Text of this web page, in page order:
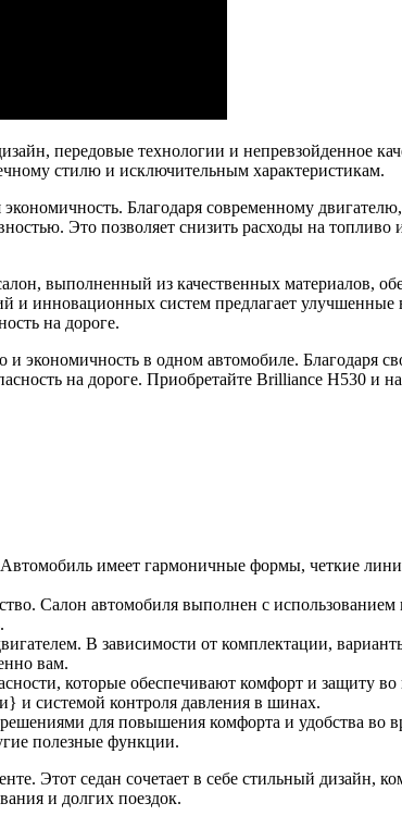
передовые технологии и непревзойденное
стилю и исключительным характеристикам.
экономичность. Благодаря современному
Это позволяет снизить расходы на топливо
выполненный из качественных материалов,
и инновационных систем предлагает
на дороге.
экономичность в одном автомобиле. Благодаря
на дороге. Приобретайте Brilliance H530 и
имеет гармоничные формы, четкие
Салон автомобиля выполнен с
В зависимости от комплектации,
вам.
которые обеспечивают комфорт и защиту
и системой контроля давления в шинах.
для повышения комфорта и удобства во
полезные функции.
Этот седан сочетает в себе стильный
и долгих поездок.